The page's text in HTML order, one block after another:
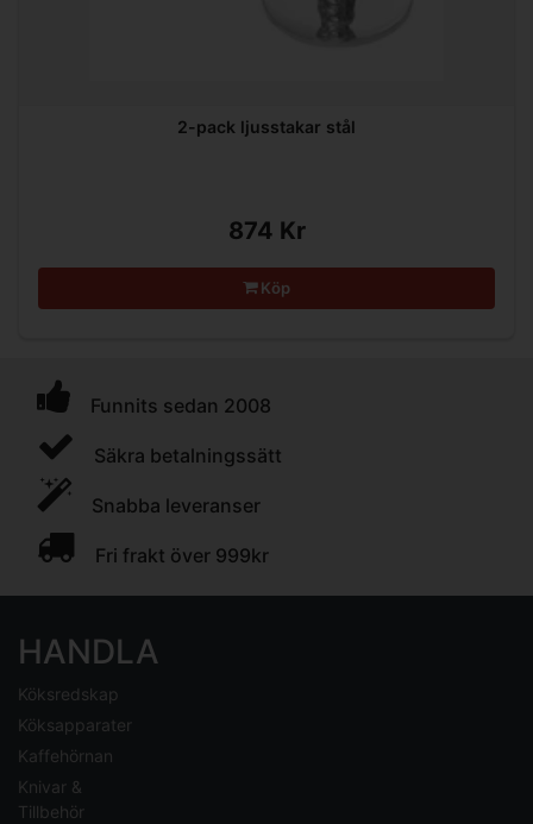
2-pack ljusstakar stål
874 Kr
Köp
Funnits sedan 2008
Säkra betalningssätt
Snabba leveranser
Fri frakt över 999kr
HANDLA
Köksredskap
Köksapparater
Kaffehörnan
Knivar &
Tillbehör